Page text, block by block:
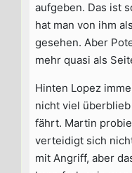
aufgeben. Das ist
hat man von ihm
gesehen. Aber
mehr quasi als
Hinten Lopez
nicht viel
fährt. Martin
verteidigt sich
mit Angriff, aber